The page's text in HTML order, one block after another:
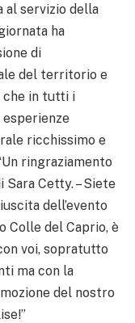
al servizio della
ha
di
del territorio e
che in tutti i
ricchissimo e
ringraziamento
Cetty. – Siete
dell’evento
Colle del Caprio, è
voi, sopratutto
ma con la
del nostro